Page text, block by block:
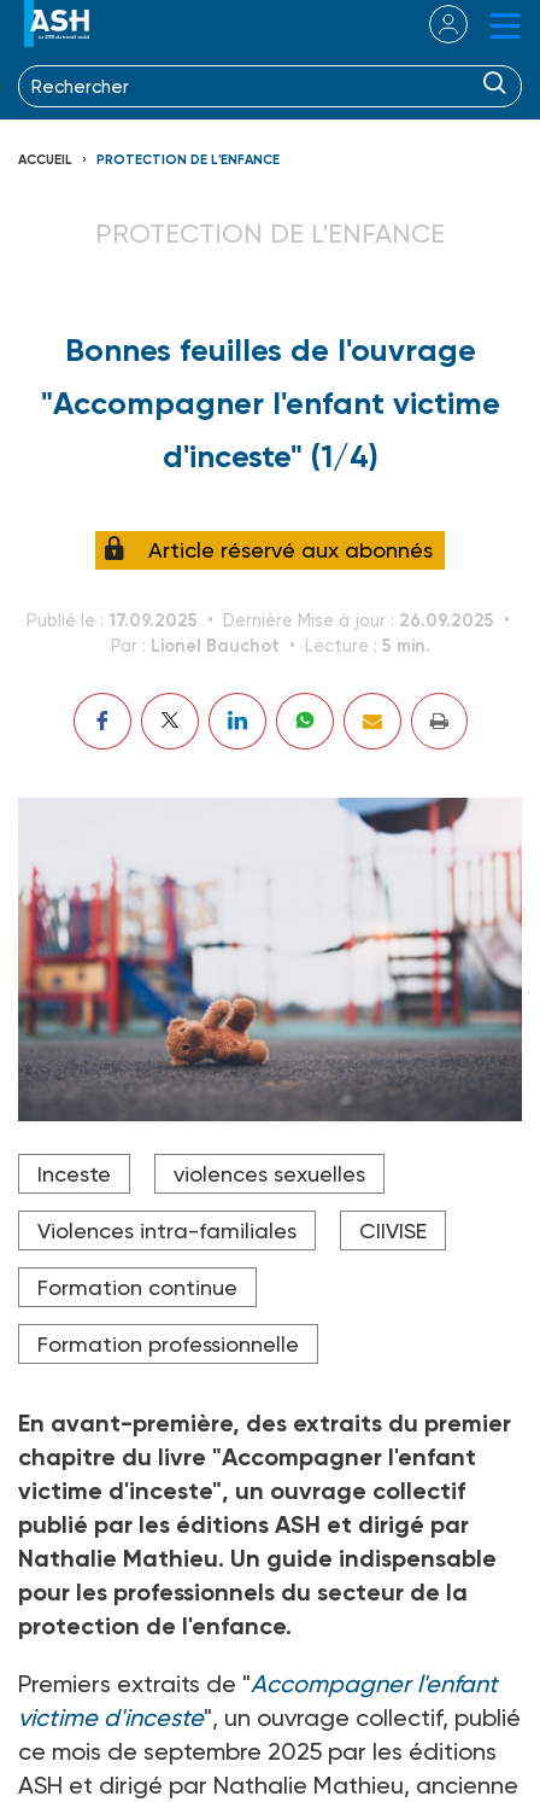
ACCUEIL PROTECTION DE L'ENFANCE
PROTECTION DE L'ENFANCE
Bonnes feuilles de l'ouvrage
"Accompagner l'enfant victime
d'inceste" (1/4)
Article réservé aux abonnés
Publié le : 17.09.2025 Dernière Mise à jour : 26.09.2025
Par : Lionel Bauchot Lecture : 5 min.
Lionel Bauchot, psychologue clinicien, donne les
définitions cliniques du trauma complexe.
Crédit photo Anchalee - stock.adobe.com
Inceste violences sexuelles
Violences intra-familiales CIIVISE
Formation continue
Formation professionnelle
En avant-première, des extraits du premier
chapitre du livre "Accompagner l'enfant
victime d'inceste", un ouvrage collectif
publié par les éditions ASH et dirigé par
Nathalie Mathieu. Un guide indispensable
pour les professionnels du secteur de la
protection de l'enfance.
Premiers extraits de "Accompagner l'enfant
victime d'inceste", un ouvrage collectif, publié
ce mois de septembre 2025 par les éditions
ASH et dirigé par Nathalie Mathieu, ancienne